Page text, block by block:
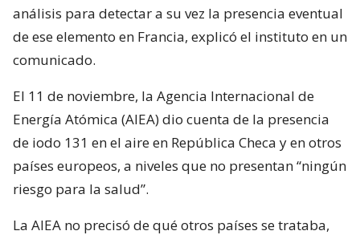
análisis para detectar a su vez la presencia eventual
de ese elemento en Francia, explicó el instituto en un
comunicado.
El 11 de noviembre, la Agencia Internacional de
Energía Atómica (AIEA) dio cuenta de la presencia
de iodo 131 en el aire en República Checa y en otros
países europeos, a niveles que no presentan “ningún
riesgo para la salud”.
La AIEA no precisó de qué otros países se trataba,